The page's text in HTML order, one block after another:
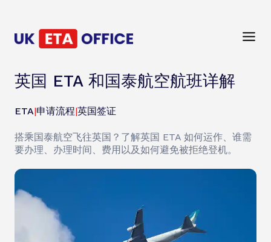
英国 ETA 和国泰航空航班详解
ETA|申请流程|英国签证
搭乘国泰航空飞往英国？了解英国 ETA 如何运作、谁需
要办理、办理时间、费用以及如何避免被拒绝登机。